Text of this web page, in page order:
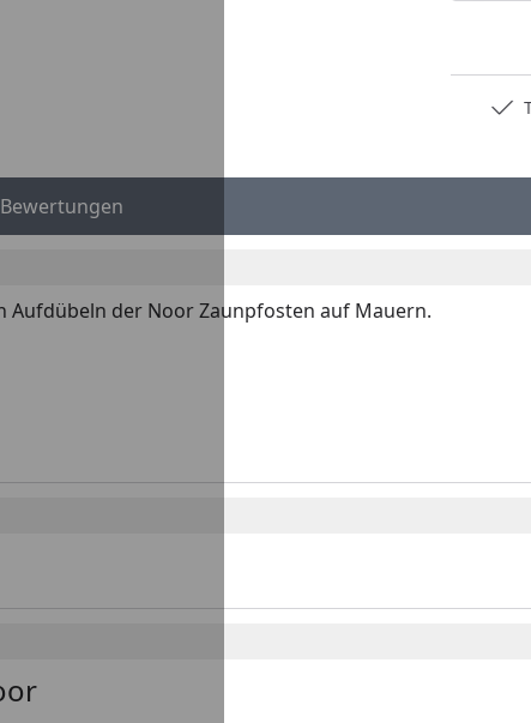
Bewertungen
Aufdübeln der Noor Zaunpfosten auf Mauern.